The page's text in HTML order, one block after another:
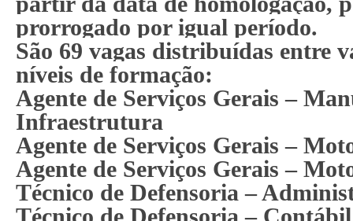
prorrogado por igual período.
São 69 vagas distribuídas entre
níveis de formação:
Agente de Serviços Gerais –
Infraestrutura
Agente de Serviços Gerais –
Agente de Serviços Gerais –
Técnico de Defensoria –